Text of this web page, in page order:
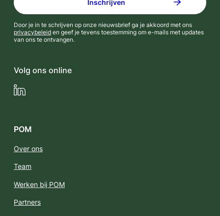
Door je in te schrijven op onze nieuwsbrief ga je akkoord met ons
privacybeleid en geef je tevens toestemming om e-mails met updates
van ons te ontvangen.
Volg ons online
LinkedIn
POM
Over ons
Team
Werken bij POM
Partners